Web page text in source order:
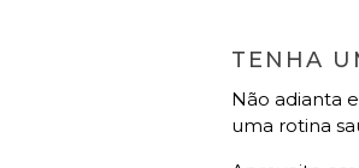
TENHA
Não adianta
uma rotina